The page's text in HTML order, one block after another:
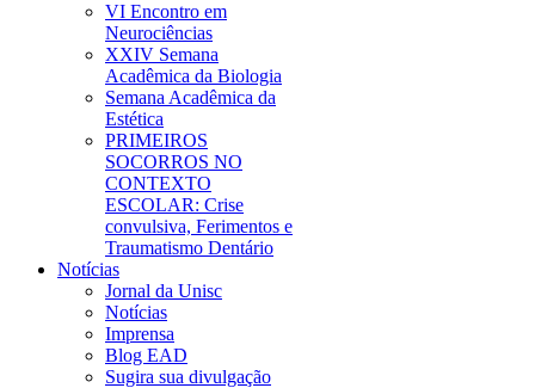
VI Encontro em
Neurociências
XXIV Semana
Acadêmica da Biologia
Semana Acadêmica da
Estética
PRIMEIROS
SOCORROS NO
CONTEXTO
ESCOLAR: Crise
convulsiva, Ferimentos e
Traumatismo Dentário
Notícias
Jornal da Unisc
Notícias
Imprensa
Blog EAD
Sugira sua divulgação